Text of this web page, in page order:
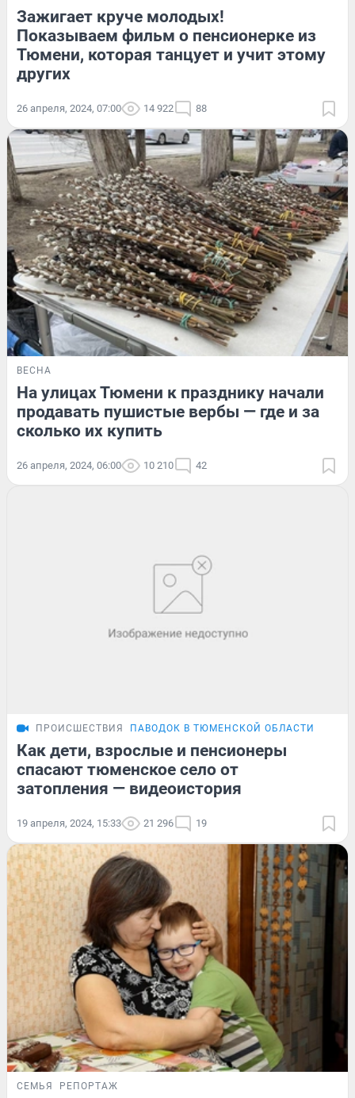
Зажигает круче молодых!
Показываем фильм о пенсионерке из
Тюмени, которая танцует и учит этому
других
26 апреля, 2024, 07:00 14 922 88
ВЕСНА
На улицах Тюмени к празднику начали
продавать пушистые вербы — где и за
сколько их купить
26 апреля, 2024, 06:00 10 210 42
ПРОИСШЕСТВИЯ ПАВОДОК В ТЮМЕНСКОЙ ОБЛАСТИ
Как дети, взрослые и пенсионеры
спасают тюменское село от
затопления — видеоистория
19 апреля, 2024, 15:33 21 296 19
СЕМЬЯ РЕПОРТАЖ